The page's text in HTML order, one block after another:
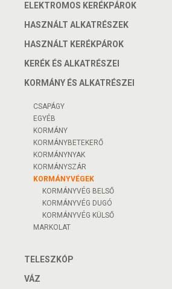
ELEKTROMOS KERÉKPÁROK
HASZNÁLT ALKATRÉSZEK
HASZNÁLT KERÉKPÁROK
KERÉK ÉS ALKATRÉSZEI
KORMÁNY ÉS ALKATRÉSZEI
CSAPÁGY
EGYÉB
KORMÁNY
KORMÁNYBETEKERŐ
KORMÁNYNYAK
KORMÁNYSZÁR
KORMÁNYVÉGEK
KORMÁNYVÉG BELSŐ
KORMÁNYVÉG DUGÓ
KORMÁNYVÉG KÜLSŐ
MARKOLAT
TELESZKÓP
VÁZ